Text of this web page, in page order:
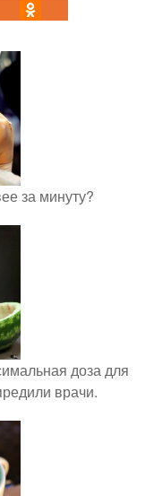
за минуту?
доза для
врачи.